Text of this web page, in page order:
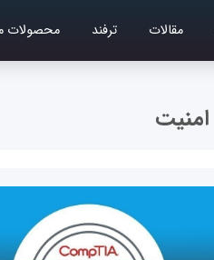
مقالات ترفند محصولات
امنیت